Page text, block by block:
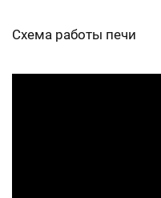
Схема работы печи